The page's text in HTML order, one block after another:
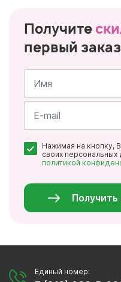
Получите
первый заказ
Имя
*
Нажимая на кнопку,
своих персональных
политикой
Единый номер: